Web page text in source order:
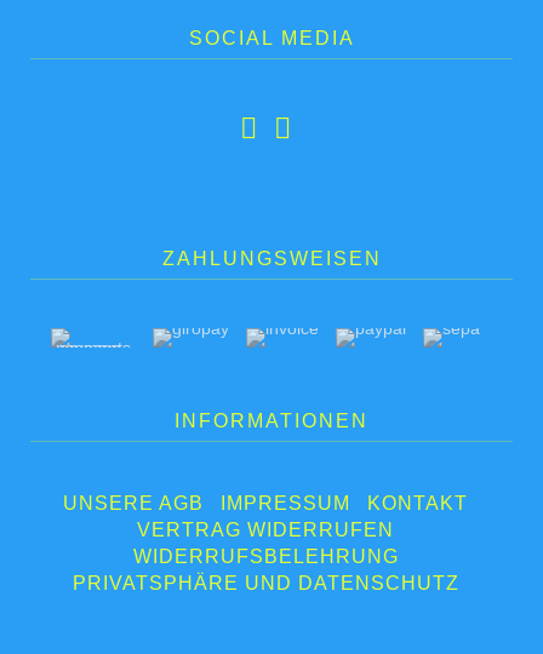
SOCIAL MEDIA
ZAHLUNGSWEISEN
INFORMATIONEN
UNSERE AGB IMPRESSUM
KONTAKT
VERTRAG WIDERRUFEN
WIDERRUFSBELEHRUNG
PRIVATSPHÄRE UND DATENSCHUTZ